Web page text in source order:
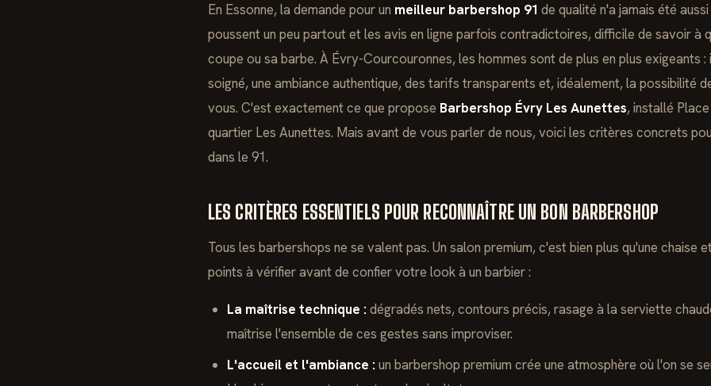
En Essonne, la demande pour un meilleur barbershop 91 de qualité n'a jamais été
poussent un peu partout et les avis en ligne parfois contradictoires, difficile de savoir à
coupe ou sa barbe. À Évry-Courcouronnes, les hommes sont de plus en plus exigeants
soigné, une ambiance authentique, des tarifs transparents et, idéalement, la possibilité
vous. C'est exactement ce que propose Barbershop Évry Les Aunettes, installé
quartier Les Aunettes. Mais avant de vous parler de nous, voici les critères concrets
dans le 91.
LES CRITÈRES ESSENTIELS POUR RECONNAÎTRE UN BON BARBERSHOP
Tous les barbershops ne se valent pas. Un salon premium, c'est bien plus qu'une chaise
points à vérifier avant de confier votre look à un barbier :
La maîtrise technique : dégradés nets, contours précis, rasage à la serviette
maîtrise l'ensemble de ces gestes sans improviser.
L'accueil et l'ambiance : un barbershop premium crée une atmosphère où l'on se